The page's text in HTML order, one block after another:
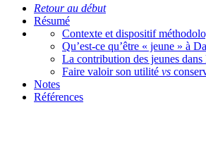
Retour au début
Résumé
Contexte et dispositif
Qu’est-ce qu’être « jeune » à
La contribution des jeunes
Faire valoir son utilité vs
Notes
Références